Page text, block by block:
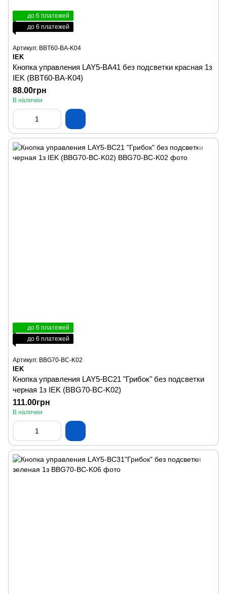
до 6 платежей
до 6 платежей
Артикул: BBT60-BA-K04
IEK
Кнопка управления LAY5-BA41 без подсветки красная 1з
IEK (BBT60-BA-K04)
88.00грн
В наличии
до 6 платежей
до 6 платежей
Артикул: BBG70-BC-K02
IEK
Кнопка управления LAY5-BC21 "Грибок" без подсветки
черная 1з IEK (BBG70-BC-K02)
111.00грн
В наличии